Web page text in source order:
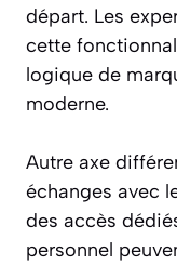
départ. Les
cette
logique de
moderne.
Autre axe
échanges avec
des accès
personnel